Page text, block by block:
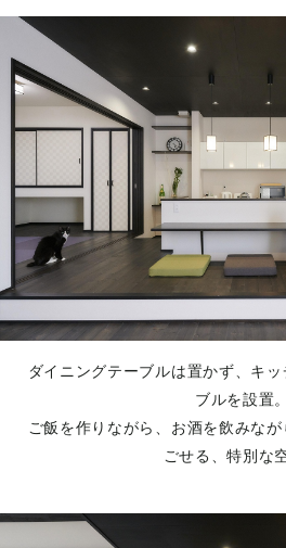
ダイニングテーブルは置かず、キ
ブルを設置。
ご飯を作りながら、お酒を飲みな
ごせる、特別な